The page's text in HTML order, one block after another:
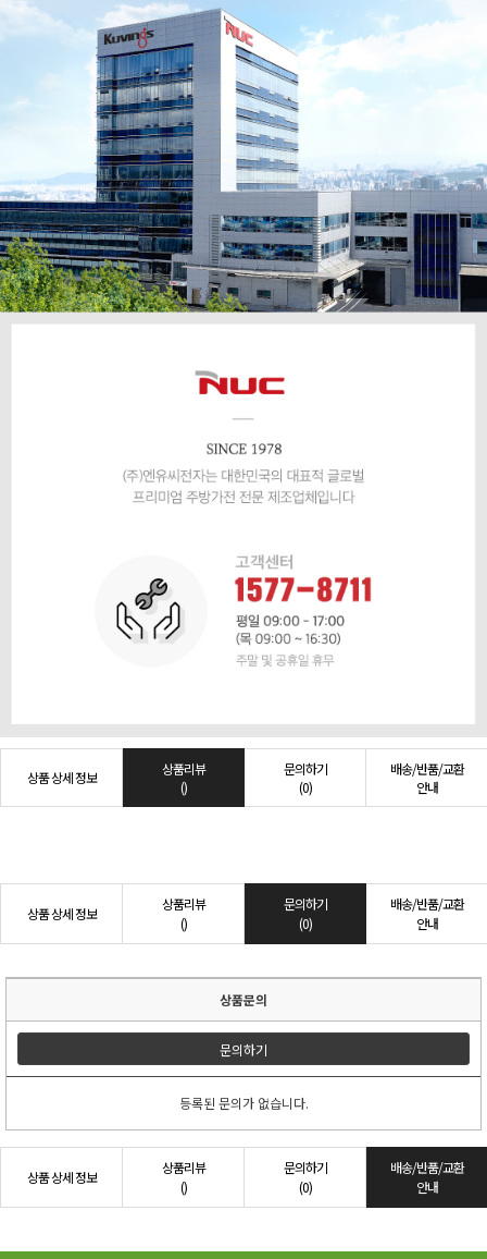
상품 상세 정보
상품리뷰
()
문의하기
(0)
배송/반품/교환
안내
상품 상세 정보
상품리뷰
()
문의하기
(0)
배송/반품/교환
안내
상품문의
문의하기
등록된 문의가 없습니다.
상품 상세 정보
상품리뷰
()
문의하기
(0)
배송/반품/교환
안내